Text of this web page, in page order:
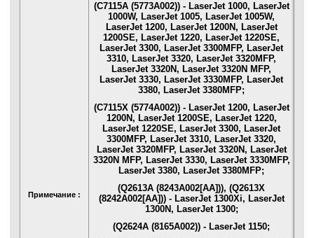
Примечание :
(C7115A (5773A002)) - LaserJet 1000, LaserJet
1000W, LaserJet 1005, LaserJet 1005W,
LaserJet 1200, LaserJet 1200N, LaserJet
1200SE, LaserJet 1220, LaserJet 1220SE,
LaserJet 3300, LaserJet 3300MFP, LaserJet
3310, LaserJet 3320, LaserJet 3320MFP,
LaserJet 3320N, LaserJet 3320N MFP,
LaserJet 3330, LaserJet 3330MFP, LaserJet
3380, LaserJet 3380MFP;
(C7115X (5774A002)) - LaserJet 1200, LaserJet
1200N, LaserJet 1200SE, LaserJet 1220,
LaserJet 1220SE, LaserJet 3300, LaserJet
3300MFP, LaserJet 3310, LaserJet 3320,
LaserJet 3320MFP, LaserJet 3320N, LaserJet
3320N MFP, LaserJet 3330, LaserJet 3330MFP,
LaserJet 3380, LaserJet 3380MFP;
(Q2613A (8243A002[AA])), (Q2613X
(8242A002[AA])) - LaserJet 1300Xi, LaserJet
1300N, LaserJet 1300;
(Q2624A (8165A002)) - LaserJet 1150;